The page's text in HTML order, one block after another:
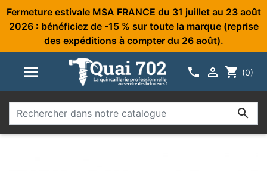
Fermeture estivale MSA FRANCE du 31 juillet au 23 août
2026 : bénéficiez de -15 % sur toute la marque (reprise
des expéditions à compter du 26 août).
   shopping_cart (0)
